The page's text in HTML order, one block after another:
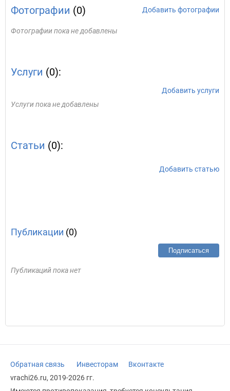
Фотографии (0) Добавить фотографии
Фотографии пока не добавлены
Услуги (0):
Добавить услуги
Услуги пока не добавлены
Статьи (0):
Добавить статью
Публикации (0)
Подписаться
Публикаций пока нет
Обратная связь Инвесторам
Вконтакте
vrachi26.ru, 2019-2026 гг.